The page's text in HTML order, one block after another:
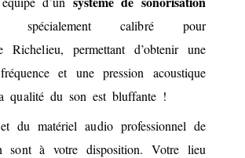
spécialement calibré pour
Richelieu, permettant d’obtenir une
et une pression acoustique
qualité du son est bluffante !
du matériel audio professionnel de
sont à votre disposition. Votre lieu